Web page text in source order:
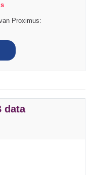
Proximus:
data